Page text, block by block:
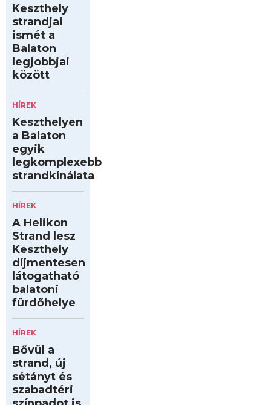
Keszthely
strandjai
ismét a
Balaton
legjobbjai
között
HÍREK
Keszthelyen
a Balaton
egyik
legkomplexebb
strandkínálata
HÍREK
A Helikon
Strand lesz
Keszthely
díjmentesen
látogatható
balatoni
fürdőhelye
HÍREK
Bővül a
strand, új
sétányt és
szabadtéri